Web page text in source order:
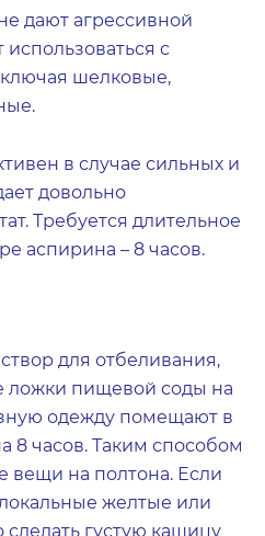
дают агрессивной
с
шелковые,
в случае сильных и
довольно
Требуется длительное
аспирина – 8 часов.
для отбеливания,
ложки пищевой соды на
одежду помещают в
8 часов. Таким способом
вещи на полтона. Если
желтые или
густую кашицу